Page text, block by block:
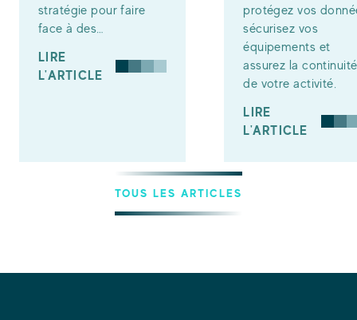
stratégie pour faire
face à des…
LIRE
L'ARTICLE
protégez vos
sécurisez vos
équipements et
assurez la continuité
de votre activité.
LIRE
L'ARTICLE
TOUS LES ARTICLES